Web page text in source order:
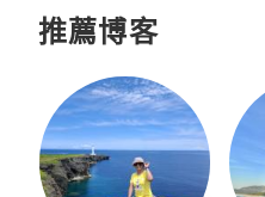
推薦博客